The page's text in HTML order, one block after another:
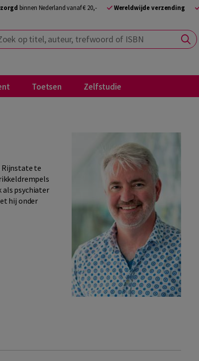
binnen Nederland vanaf € 20,- Wereldwijde verzending
op titel, auteur, trefwoord of ISBN
Toetsen Zelfstudie
Rijnstate te
als psychiater
hij onder